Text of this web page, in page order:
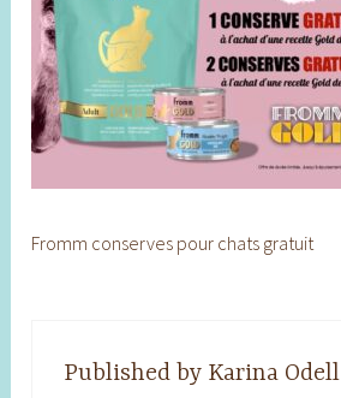
Fromm conserves pour chats gratuit
Published by Karina Odell